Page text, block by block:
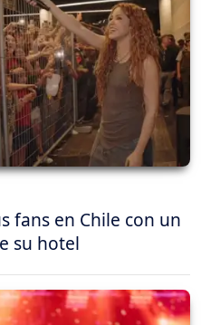
fans en Chile con un
su hotel